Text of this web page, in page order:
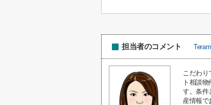
担当者のコメント
こだわり
ト相談
す。条件
産情報で